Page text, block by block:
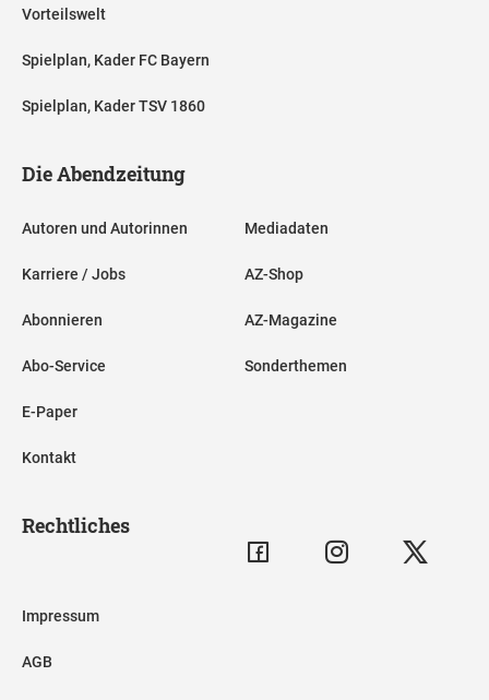
Vorteilswelt
Spielplan, Kader FC Bayern
Spielplan, Kader TSV 1860
Die Abendzeitung
Autoren und Autorinnen
Karriere / Jobs
Abonnieren
Abo-Service
E-Paper
Kontakt
Mediadaten
AZ-Shop
AZ-Magazine
Sonderthemen
Rechtliches
Impressum
AGB